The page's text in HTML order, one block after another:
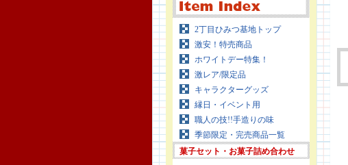
2丁目ひみつ基地トップ
激安！特売商品
ホワイトデー特集！
激レア/限定品
キャラクターグッズ
縁日・イベント用
職人の技!!手造りの味
季節限定・完売商品一覧
菓子セット・お菓子詰め合わせ